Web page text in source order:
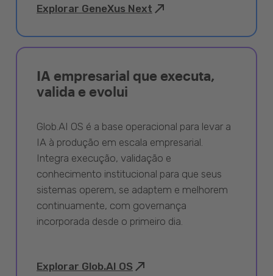
Explorar GeneXus Next
IA empresarial que executa,
valida e evolui
Glob.AI OS é a base operacional para levar a
IA à produção em escala empresarial.
Integra execução, validação e
conhecimento institucional para que seus
sistemas operem, se adaptem e melhorem
continuamente, com governança
incorporada desde o primeiro dia.
Explorar Glob.AI OS